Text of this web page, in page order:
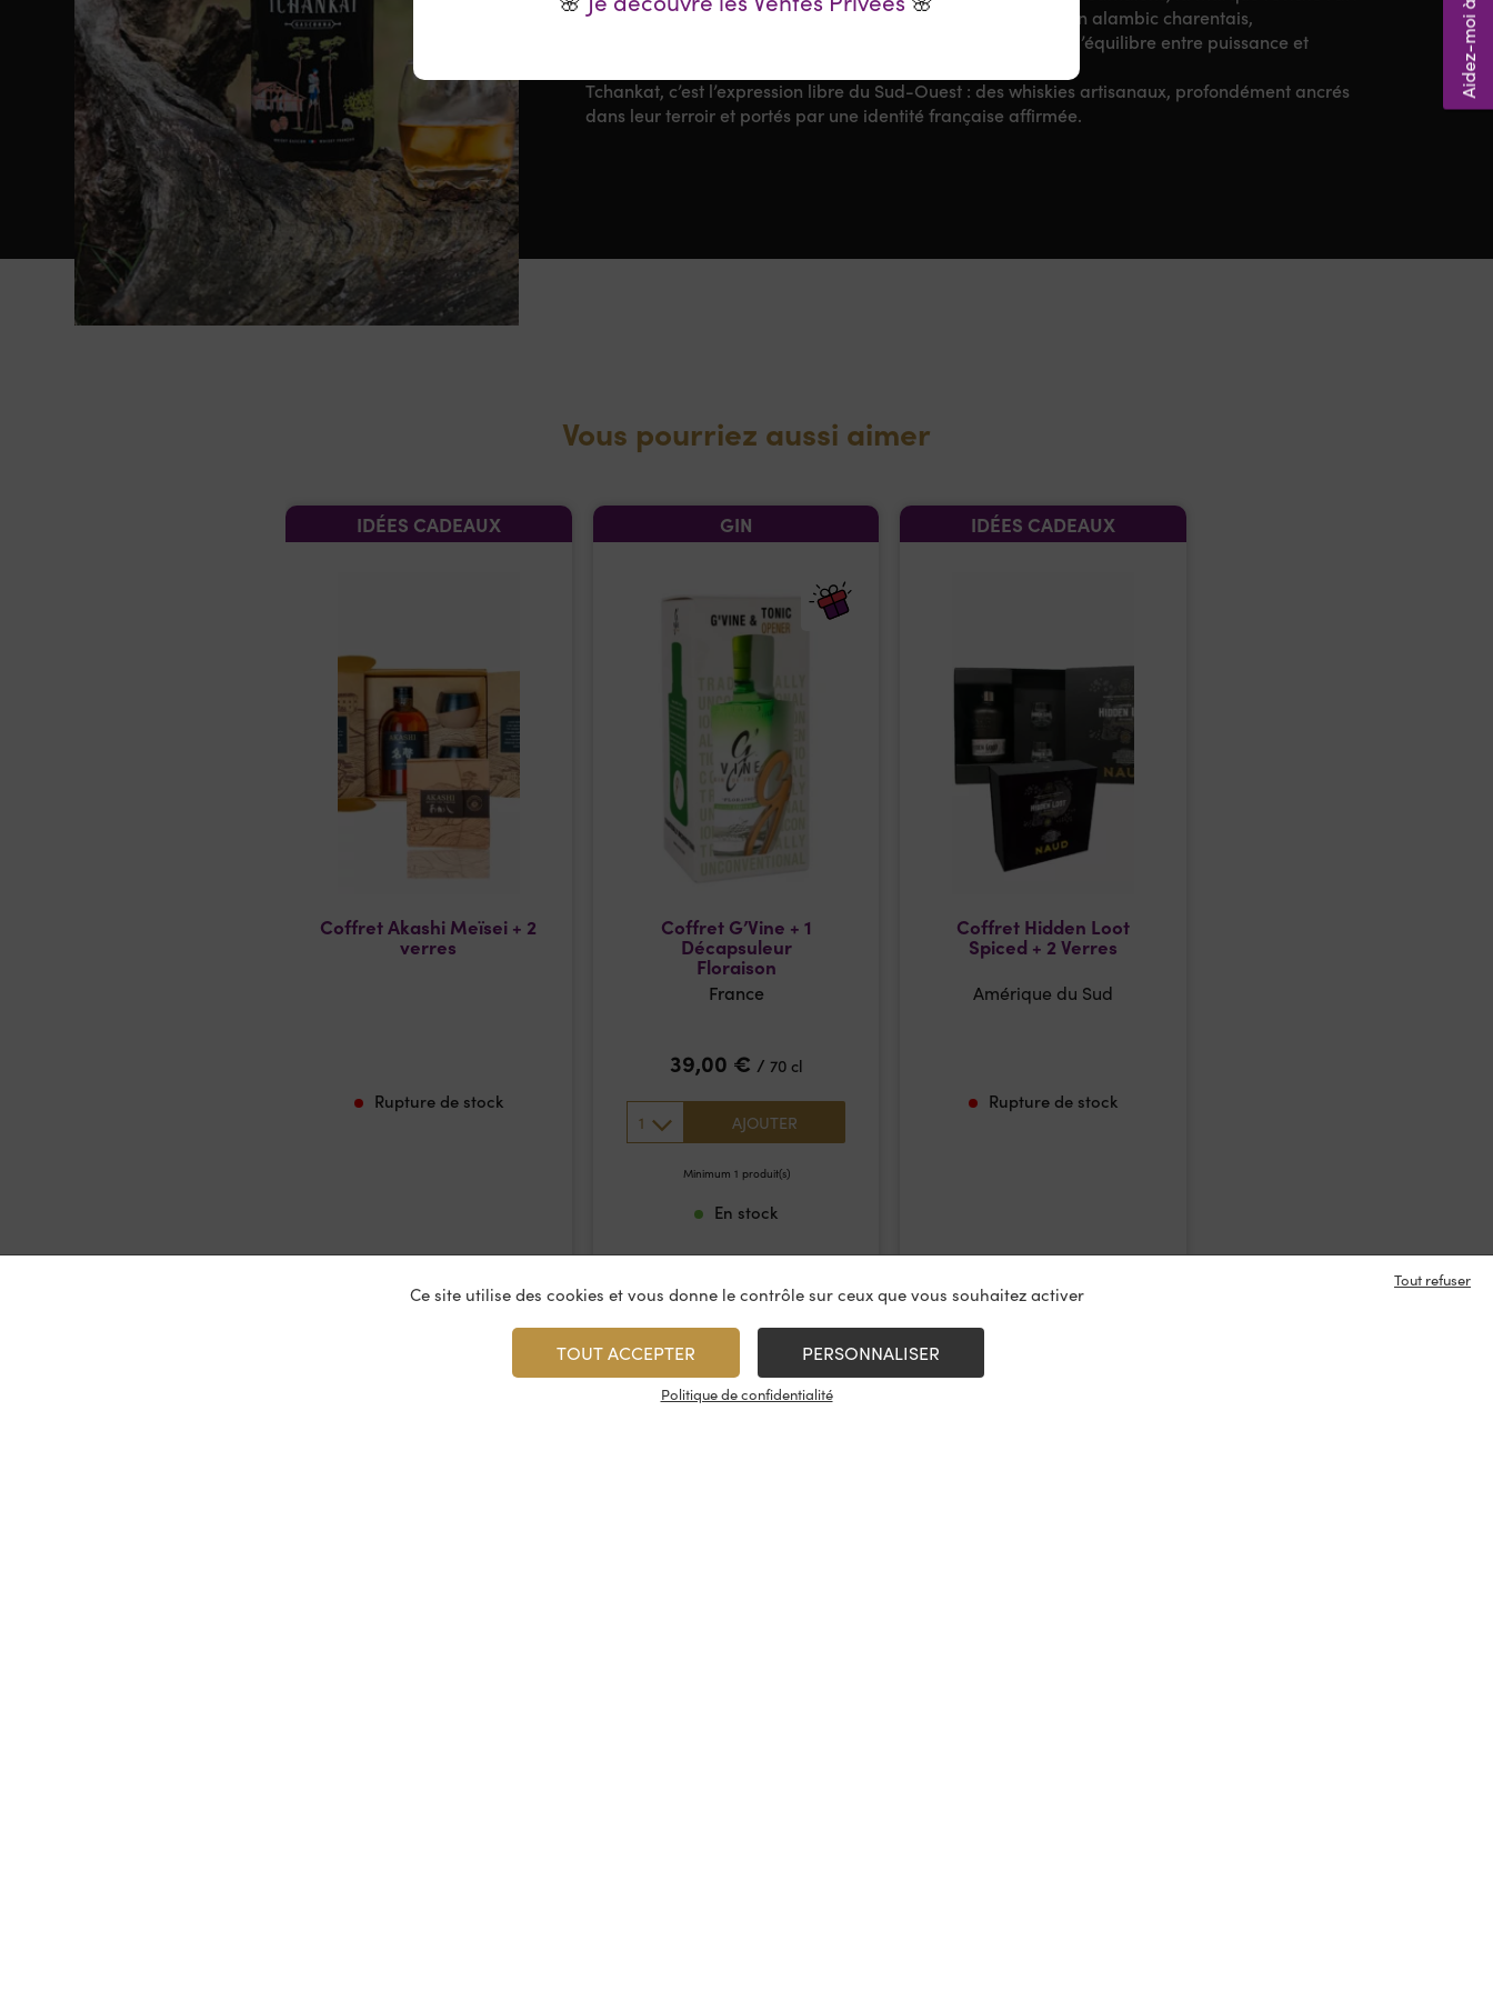
du whisky gascon avec une approche moderne : distillation en alambic charentais,
vieillissement en fûts de grands crus et recherche constante d’équilibre entre puissance et
Tchankat, c’est l’expression libre du Sud-Ouest : des whiskies artisanaux, profondément ancrés
dans leur terroir et portés par une identité française affirmée.
Vous pourriez aussi aimer
IDÉES CADEAUX
Coffret Akashi Meïsei + 2
verres
Rupture de stock
GIN
Coffret G’Vine + 1
Décapsuleur
Floraison
France
39,00 € / 70 cl
1 AJOUTER
Minimum 1 produit(s)
En stock
IDÉES CADEAUX
Coffret Hidden Loot
Spiced + 2 Verres
Amérique du Sud
Rupture de stock
Ce site utilise des cookies et vous donne le contrôle sur ceux que vous souhaitez activer
TOUT ACCEPTER
Tout refuser
PERSONNALISER
Politique de confidentialité